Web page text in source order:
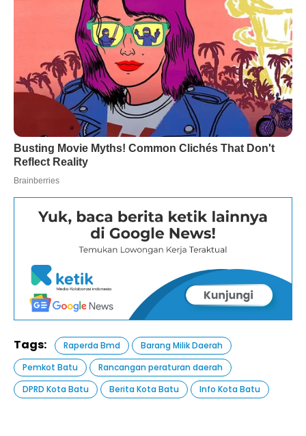
Tags: Raperda Bmd
Barang Milik Daerah
Pemkot Batu
Rancangan peraturan daerah
DPRD Kota Batu
Berita Kota Batu Info Kota Batu